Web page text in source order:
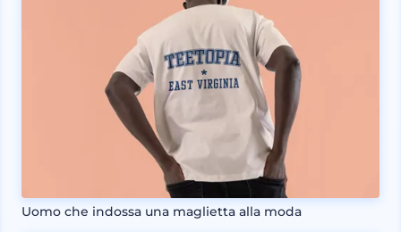
Uomo che indossa una maglietta alla moda